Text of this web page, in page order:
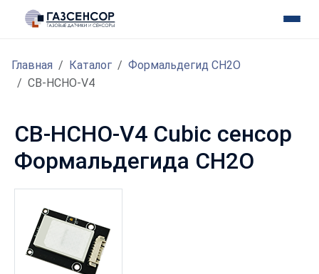
Главная Каталог
Формальдегид CH2O
CB-HCHO-V4
CB-HCHO-V4 Cubic сенсор
Формальдегида CH2O